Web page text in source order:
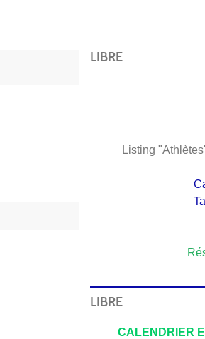
LIBRE
Listing
LIBRE
CALENDRIER